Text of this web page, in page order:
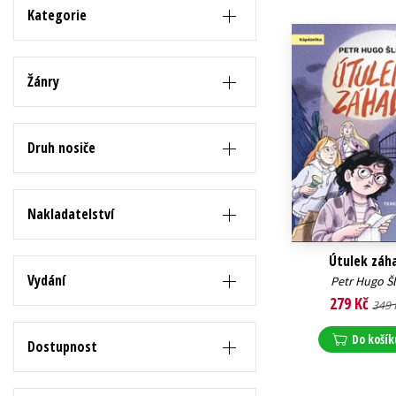
Auto - moto
Beletrie pro děti
Byznys a ekonomie
Kariéra a osobní rozvoj
Kategorie
Žánry
Druh nosiče
Nakladatelství
Vydání
Dostupnost
Útulek
Petr Hugo
279 Kč 349
Do